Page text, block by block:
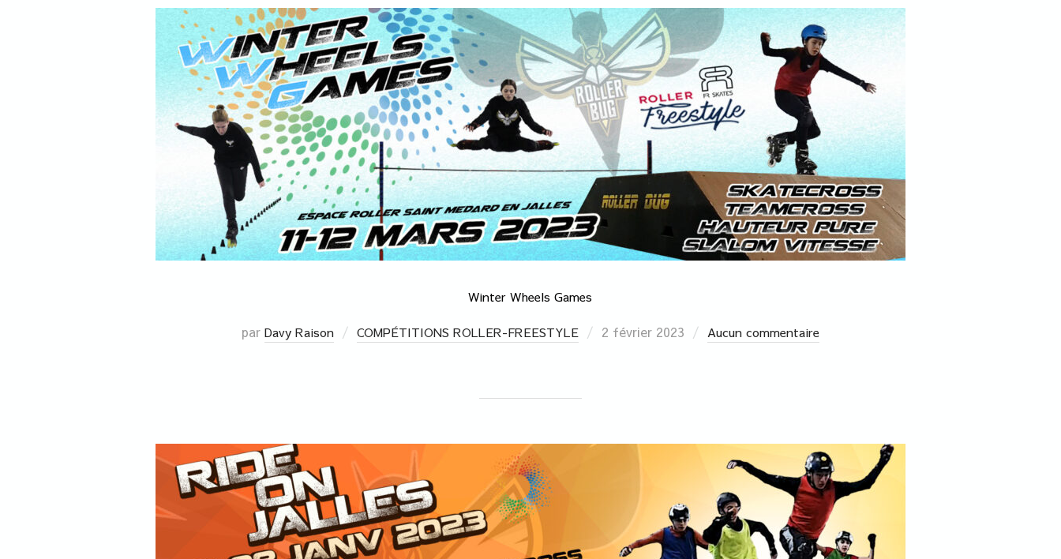
Winter Wheels Games
par Davy Raison COMPÉTITIONS ROLLER-FREESTYLE 2 février 2023 Aucun commentaire